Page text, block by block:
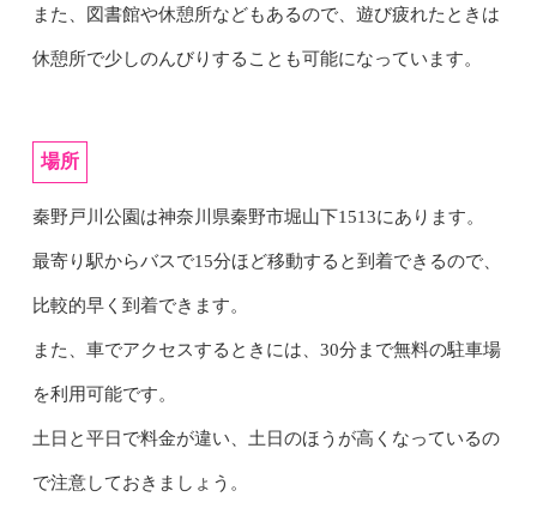
また、図書館や休憩所などもあるので、遊び疲れたときは
休憩所で少しのんびりすることも可能になっています。
場所
秦野戸川公園は神奈川県秦野市堀山下1513にあります。
最寄り駅からバスで15分ほど移動すると到着できるので、
比較的早く到着できます。
また、車でアクセスするときには、30分まで無料の駐車場
を利用可能です。
土日と平日で料金が違い、土日のほうが高くなっているの
で注意しておきましょう。